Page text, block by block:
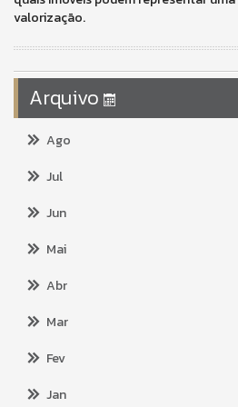
valorização.
Arquivo
Ago
Jul
Jun
Mai
Abr
Mar
Fev
Jan